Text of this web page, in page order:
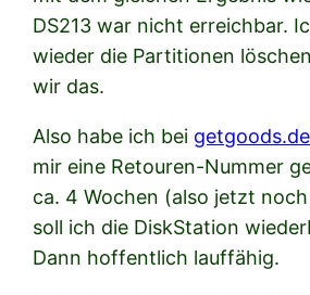
DS213 war nicht erreichbar.
wieder die Partitionen
wir das.
Also habe ich bei getgoods.de
mir eine Retouren-Nummer
ca. 4 Wochen (also jetzt
soll ich die DiskStation
Dann hoffentlich lauffähig.